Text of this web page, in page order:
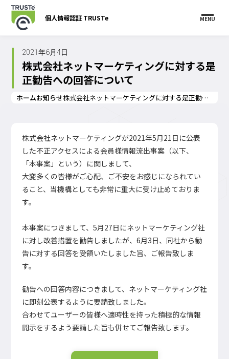
個人情報認証 TRUSTe MENU
2021年6月4日
株式会社ネットマーケティングに対する是
正勧告への回答について
ホームお知らせ 株式会社ネットマーケティングに対する是正勧告への回答について
株式会社ネットマーケティングが2021年5月21日に公表
した不正アクセスによる会員様情報流出事案（以下、
「本事案」という）に関しまして、
大変多くの皆様がご心配、ご不安をお感じになられてい
ること、当機構としても非常に重大に受け止めておりま
す。
本事案につきまして、5月27日にネットマーケティング社
に対し改善措置を勧告しましたが、6月3日、同社から勧
告に対する回答を受領いたしました旨、ご報告致しま
す。
勧告への回答内容につきまして、ネットマーケティング社
に即刻公表するように要請致しました。
合わせてユーザーの皆様へ適時性を持った積極的な情報
開示をするよう要請した旨も併せてご報告致します。